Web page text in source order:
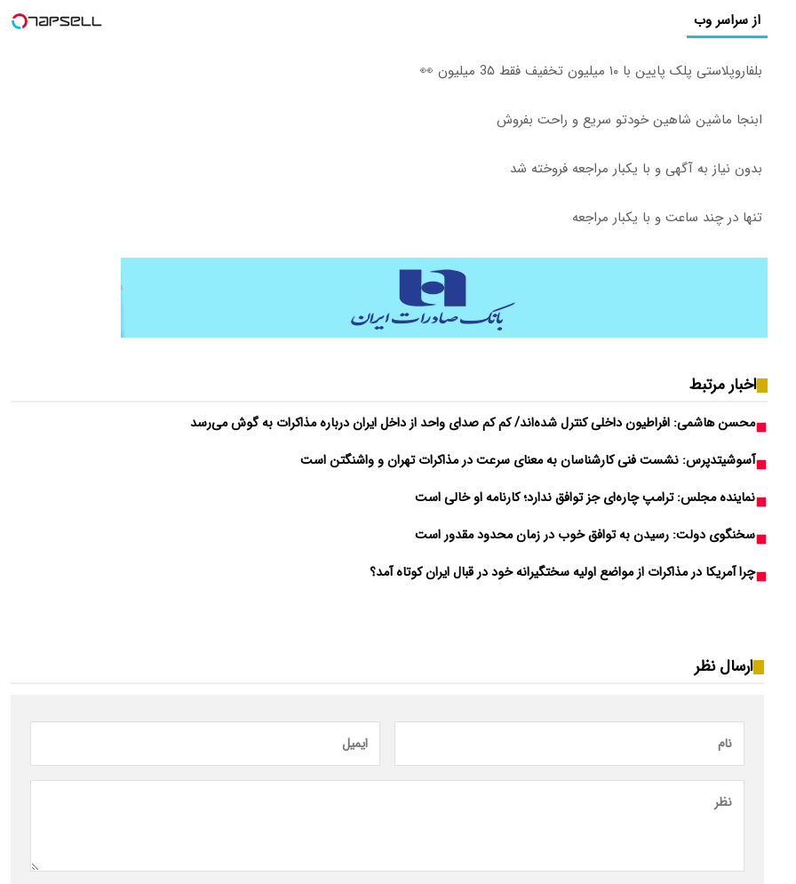
از سراسر وب
بلفاروپلاستی پلک پایین با ۱۰ میلیون تخفیف فقط 3۵ میلیون 👀
ابنجا ماشین شاهین خودتو سریع و راحت بفروش
بدون نیاز به آگهی و با یکبار مراجعه فروخته شد
تنها در چند ساعت و با یکبار مراجعه
اخبار مرتبط
محسن هاشمی: افراطیون داخلی کنترل شده‌اند/ کم کم صدای واحد از داخل ایران درباره مذاکرات به گوش می‌رسد
آسوشیتدپرس: نشست فنی کارشناسان به معنای سرعت در مذاکرات تهران و واشنگتن است
نماینده مجلس: ترامپ چاره‌ای جز توافق ندارد؛ کارنامه او خالی است
سخنگوی دولت: رسیدن به توافق خوب در زمان محدود مقدور است
چرا آمریکا در مذاکرات از مواضع اولیه سختگیرانه خود در قبال ایران کوتاه آمد؟
ارسال نظر